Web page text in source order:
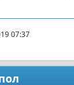
07:37